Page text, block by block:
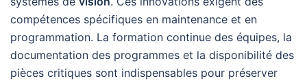
compétences spécifiques en maintenance et en
programmation. La formation continue des équipes, la
documentation des programmes et la disponibilité des
pièces critiques sont indispensables pour préserver